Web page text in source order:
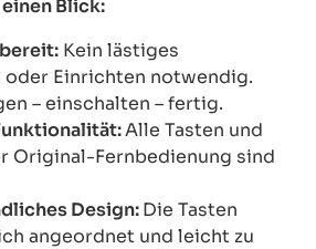
Blick:
Kein lästiges
oder Einrichten notwendig.
– einschalten – fertig.
Alle Tasten und
Original-Fernbedienung sind
Design:Die Tasten
angeordnet und leicht zu